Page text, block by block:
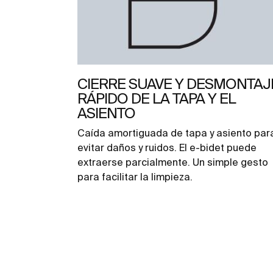
CIERRE SUAVE Y
RÁPIDO DE LA TAPA Y EL
ASIENTO
Caída amortiguada de tapa y asiento
evitar daños y ruidos. El e-bidet puede
extraerse parcialmente. Un simple gesto
para facilitar la limpieza.